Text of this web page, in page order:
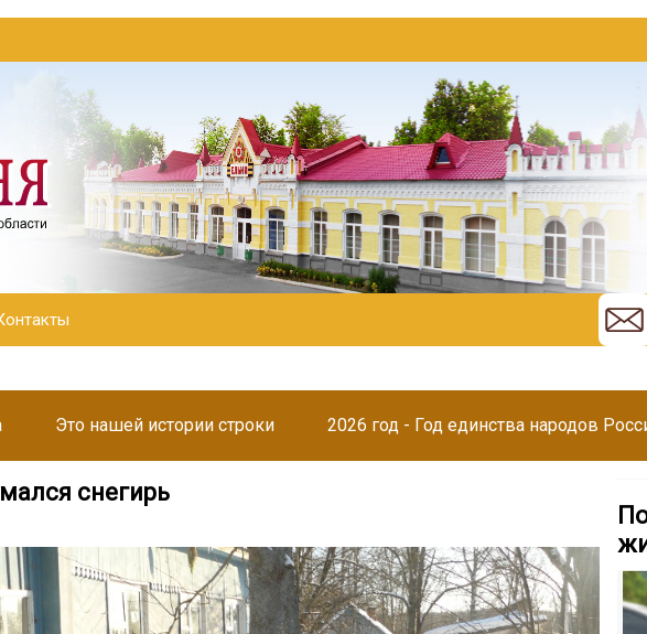
Это нашей истории строки 2026 год - Год единства народов
снегирь